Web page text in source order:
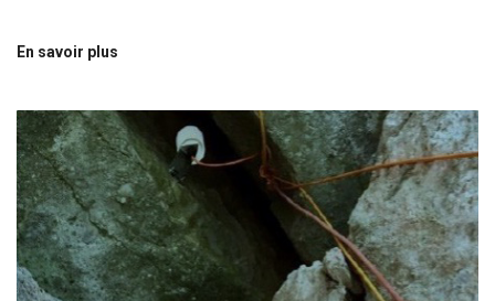
En savoir plus